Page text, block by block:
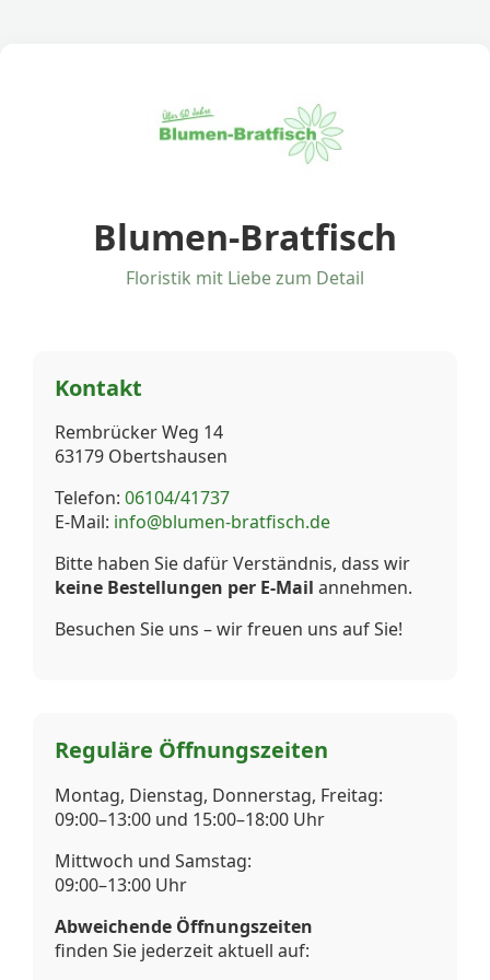
Blumen-Bratfisch
Floristik mit Liebe zum Detail
Kontakt
Rembrücker Weg 14
63179 Obertshausen
Telefon: 06104/41737
E-Mail: info@blumen-bratfisch.de
Bitte haben Sie dafür Verständnis, dass wir
keine Bestellungen per E-Mail annehmen.
Besuchen Sie uns – wir freuen uns auf Sie!
Reguläre Öffnungszeiten
Montag, Dienstag, Donnerstag, Freitag:
09:00–13:00 und 15:00–18:00 Uhr
Mittwoch und Samstag:
09:00–13:00 Uhr
Abweichende Öffnungszeiten
finden Sie jederzeit aktuell auf: